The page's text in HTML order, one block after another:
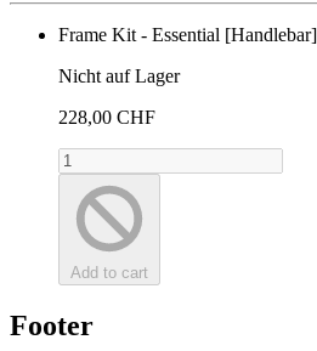
Frame Kit - Essential [Handlebar]
Nicht auf Lager
228,00 CHF
Add to cart
Footer